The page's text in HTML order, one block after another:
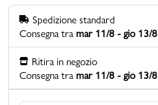
Spedizione standard
Consegna tra mar 11/8 - gio 13/8
Ritira in negozio
Consegna tra mar 11/8 - gio 13/8